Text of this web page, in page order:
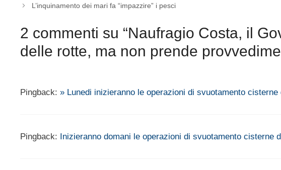
L’inquinamento dei mari fa “impazzire” i pesci
2 commenti su “Naufragio Costa, il
delle rotte, ma non prende
Pingback: » Lunedi inizieranno le operazioni di svuotamento
Pingback: Inizieranno domani le operazioni di svuotamento cisterne